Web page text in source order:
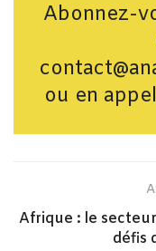
Abonnez-
ou en
Afrique : le
défis